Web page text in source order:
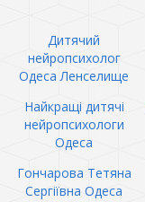
Дитячий
нейропсихолог
Одеса Ленселище
Найкращі дитячі
нейропсихологи
Одеса
Гончарова Тетяна
Сергіївна Одеса